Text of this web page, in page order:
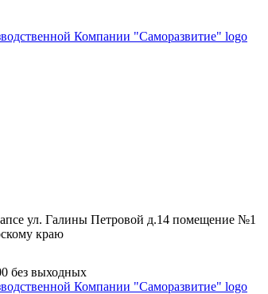
ул. Галины Петровой д.14 помещение №1
краю
без выходных